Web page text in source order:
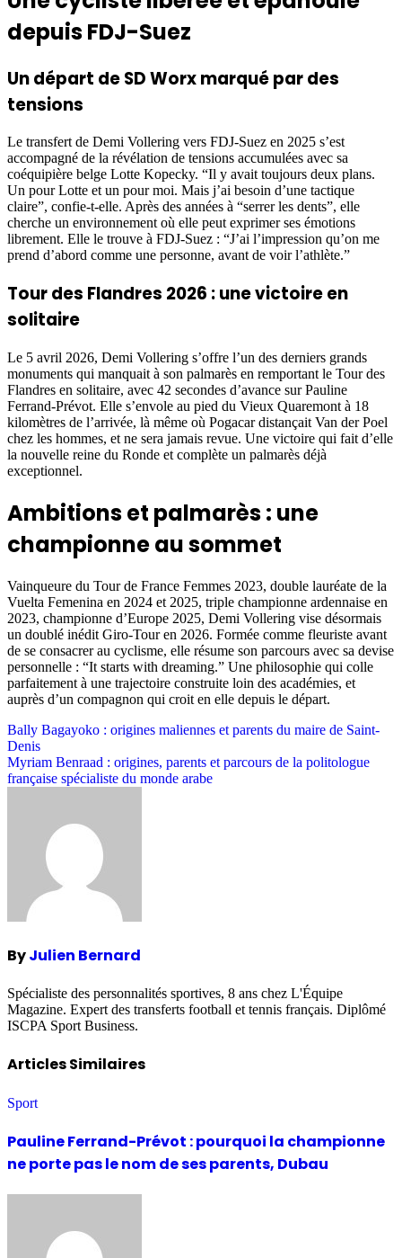
depuis FDJ-Suez
Un départ de SD Worx marqué par des
tensions
Le transfert de Demi Vollering vers FDJ-Suez en 2025 s’est
accompagné de la révélation de tensions accumulées avec sa
coéquipière belge Lotte Kopecky. “Il y avait toujours deux plans.
Un pour Lotte et un pour moi. Mais j’ai besoin d’une tactique
claire”, confie-t-elle. Après des années à “serrer les dents”, elle
cherche un environnement où elle peut exprimer ses émotions
librement. Elle le trouve à FDJ-Suez : “J’ai l’impression qu’on me
prend d’abord comme une personne, avant de voir l’athlète.”
Tour des Flandres 2026 : une victoire en
solitaire
Le 5 avril 2026, Demi Vollering s’offre l’un des derniers grands
monuments qui manquait à son palmarès en remportant le Tour des
Flandres en solitaire, avec 42 secondes d’avance sur Pauline
Ferrand-Prévot. Elle s’envole au pied du Vieux Quaremont à 18
kilomètres de l’arrivée, là même où Pogacar distançait Van der Poel
chez les hommes, et ne sera jamais revue. Une victoire qui fait d’elle
la nouvelle reine du Ronde et complète un palmarès déjà
exceptionnel.
Ambitions et palmarès : une
championne au sommet
Vainqueure du Tour de France Femmes 2023, double lauréate de la
Vuelta Femenina en 2024 et 2025, triple championne ardennaise en
2023, championne d’Europe 2025, Demi Vollering vise désormais
un doublé inédit Giro-Tour en 2026. Formée comme fleuriste avant
de se consacrer au cyclisme, elle résume son parcours avec sa devise
personnelle : “It starts with dreaming.” Une philosophie qui colle
parfaitement à une trajectoire construite loin des académies, et
auprès d’un compagnon qui croit en elle depuis le départ.
Post
navigation
Bally Bagayoko : origines maliennes et parents du maire de Saint-
Denis
Myriam Benraad : origines, parents et parcours de la politologue
française spécialiste du monde arabe
ByJulien Bernard
Spécialiste des personnalités sportives, 8 ans chez L'Équipe
Magazine. Expert des transferts football et tennis français. Diplômé
ISCPA Sport Business.
Articles Similaires
Sport
Pauline Ferrand-Prévot : pourquoi la championne
ne porte pas le nom de ses parents, Dubau